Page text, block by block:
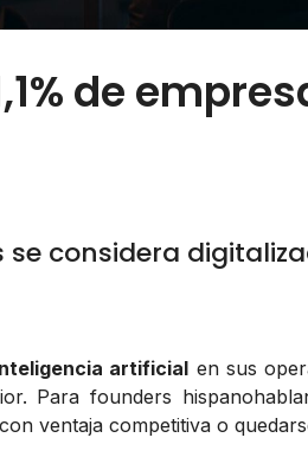
de
se considera
artificial en sus
Para founders
ventaja competitiva o